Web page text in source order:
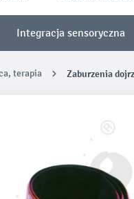
Integracja sensoryczna
terapia Zaburzenia